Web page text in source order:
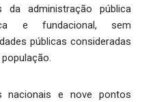
administração pública
e fundacional, sem
públicas consideradas
e nove pontos